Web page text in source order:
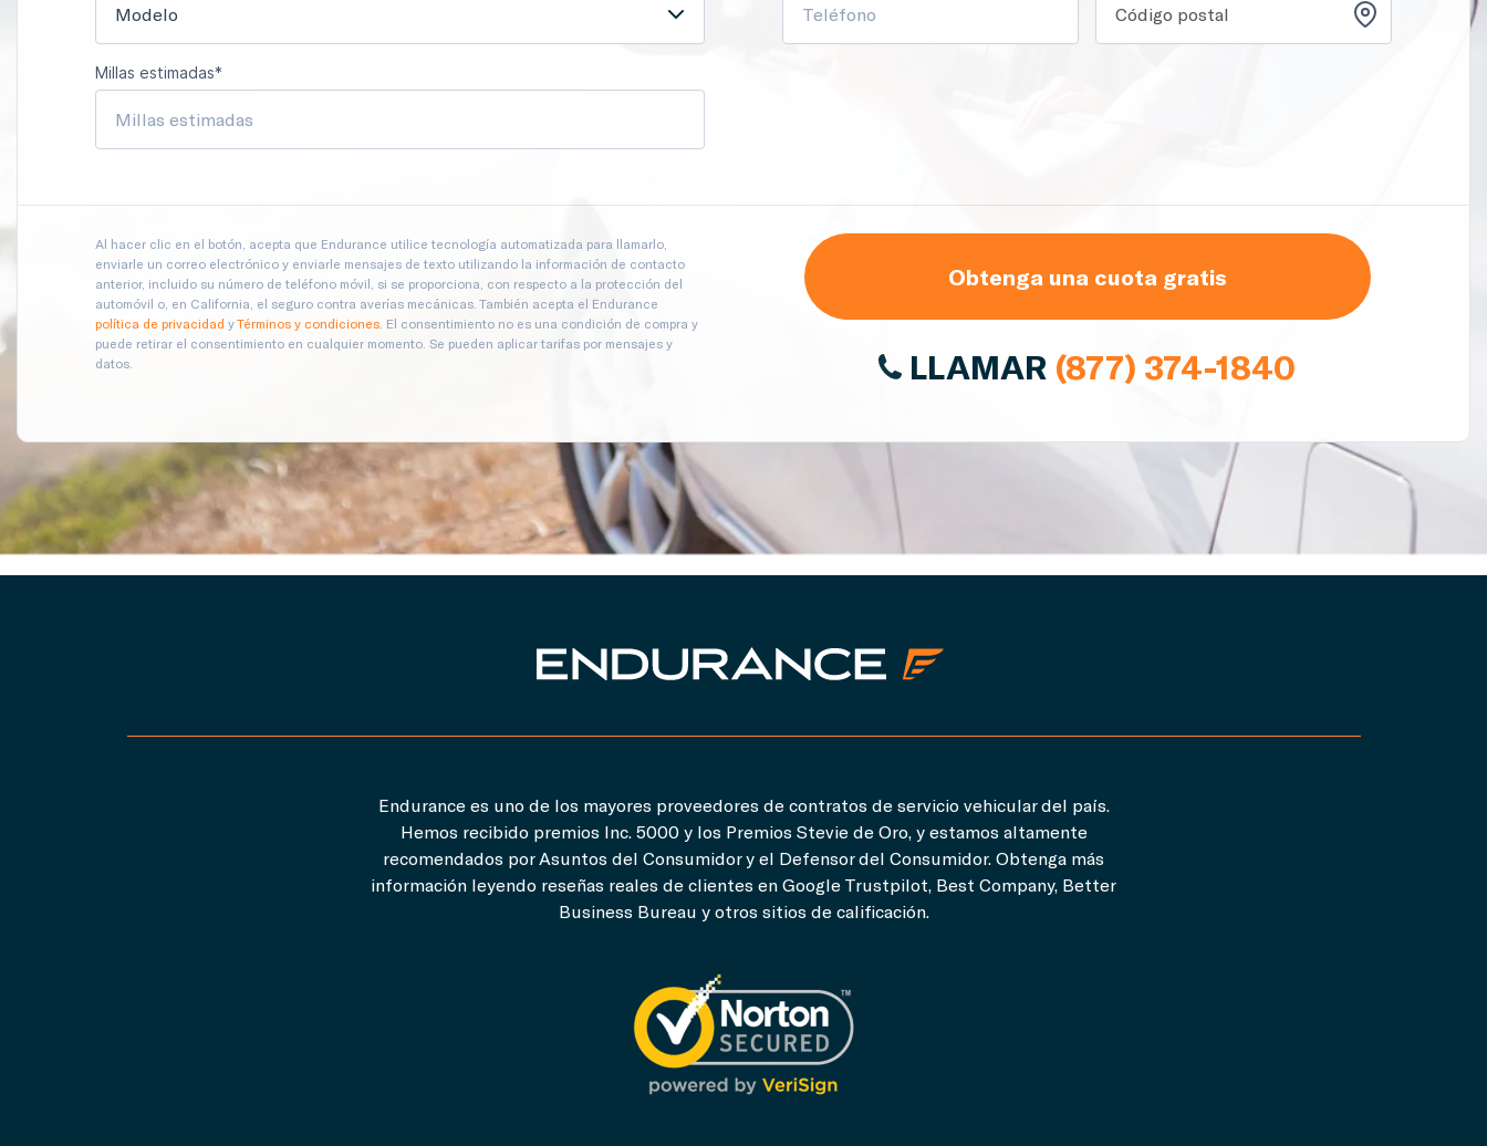
Modelo
Millas estimadas*
Al hacer clic en el botón, acepta que Endurance utilice tecnología automatizada para llamarlo,
enviarle un correo electrónico y enviarle mensajes de texto utilizando la información de contacto
anterior, incluido su número de teléfono móvil, si se proporciona, con respecto a la protección del
automóvil o, en California, el seguro contra averías mecánicas. También acepta el Endurance
política de privacidad yTérminos y condiciones . El consentimiento no es una condición de compra y
puede retirar el consentimiento en cualquier momento. Se pueden aplicar tarifas por mensajes y
datos.
Obtenga una cuota gratis
LLAMAR (877) 374-1840
Endurance es uno de los mayores proveedores de contratos de servicio vehicular del país.
Hemos recibido premios Inc. 5000 y los Premios Stevie de Oro, y estamos altamente
recomendados por Asuntos del Consumidor y el Defensor del Consumidor. Obtenga más
información leyendo reseñas reales de clientes en Google Trustpilot, Best Company, Better
Business Bureau y otros sitios de calificación.